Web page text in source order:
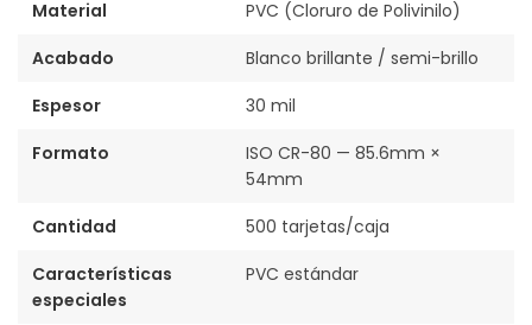
Material
PVC (Cloruro de Polivinilo)
Acabado
Blanco brillante / semi-brillo
Espesor
30 mil
Formato
ISO CR-80 — 85.6mm ×
54mm
Cantidad
500 tarjetas/caja
Características
especiales
PVC estándar